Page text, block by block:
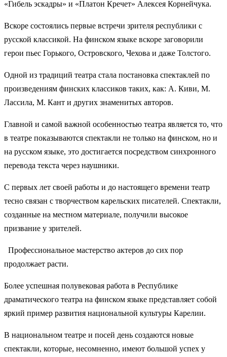
«Гибель эскадры» и «Платон Кречет» Алексея Корнейчука.
Вскоре состоялись первые встречи зрителя республики с
русской классикой. На финском языке вскоре заговорили
герои пьес Горького, Островского, Чехова и даже Толстого.
Одной из традиций театра стала постановка спектаклей по
произведениям финских классиков таких, как: А. Киви, М.
Лассила, М. Кант и других знаменитых авторов.
Главной и самой важной особенностью театра является то, что
в театре показываются спектакли не только на финском, но и
на русском языке, это достигается посредством синхронного
перевода текста через наушники.
С первых лет своей работы и до настоящего времени театр
тесно связан с творчеством карельских писателей. Спектакли,
созданные на местном материале, получили высокое
призвание у зрителей.
Профессиональное мастерство актеров до сих пор
продолжает расти.
Более успешная полувековая работа в Республике
драматического театра на финском языке представляет собой
яркий пример развития национальной культуры Карелии.
В национальном театре и посей день создаются новые
спектакли, которые, несомненно, имеют большой успех у